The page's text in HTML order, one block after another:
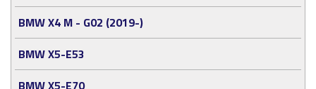
BMW X4 M - G02 (2019-)
BMW X5-E53
BMW X5-E70